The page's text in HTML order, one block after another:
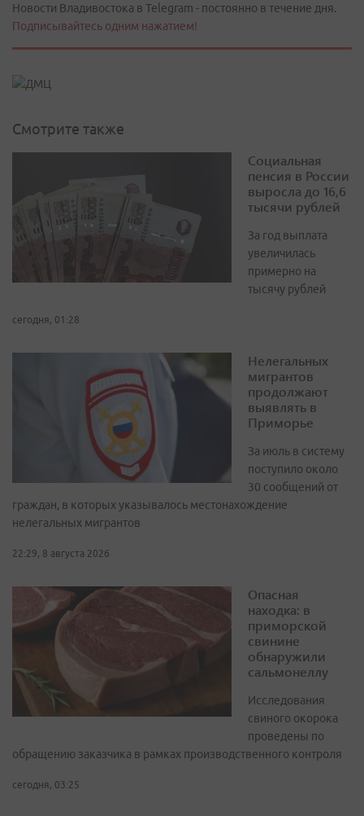
Новости Владивостока в Telegram - постоянно в течение дня.
Подписывайтесь одним нажатием!
Смотрите также
Социальная
пенсия в России
выросла до 16,6
тысячи рублей
За год выплата
увеличилась
примерно на
тысячу рублей
сегодня, 01:28
Нелегальных
мигрантов
продолжают
выявлять в
Приморье
За июль в систему
поступило около
30 сообщений от
граждан, в которых указывалось местонахождение
нелегальных мигрантов
22:29, 8 августа 2026
Опасная
находка: в
приморской
свинине
обнаружили
сальмонеллу
Исследования
свиного окорока
проведены по
обращению заказчика в рамках производственного контроля
сегодня, 03:25